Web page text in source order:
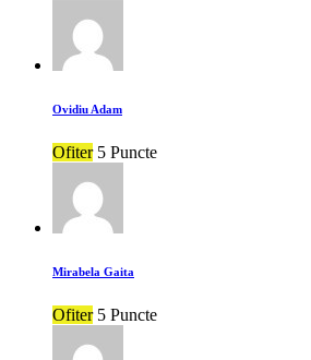
Ovidiu Adam
Ofiter 5 Puncte
Mirabela Gaita
Ofiter 5 Puncte